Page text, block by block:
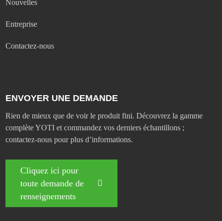
Nouvelles
Entreprise
Contactez-nous
ENVOYER UNE DEMANDE
Rien de mieux que de voir le produit fini. Découvrez la gamme
complète YOTI et commandez vos derniers échantillons ;
contactez-nous pour plus d’informations.
Cliquez ici pour
toute demande de
renseignements